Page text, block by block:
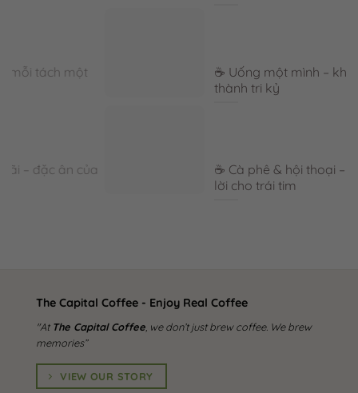
☕ Uống một mình – khi ly cà phê trở
☕ Cà phê & hội thoại – ly cà phê mở
The Capital Coffee - Enjoy Real Coffee
"At The Capital Coffee, we don’t just brew coffee. We brew
memories”
VIEW OUR STORY